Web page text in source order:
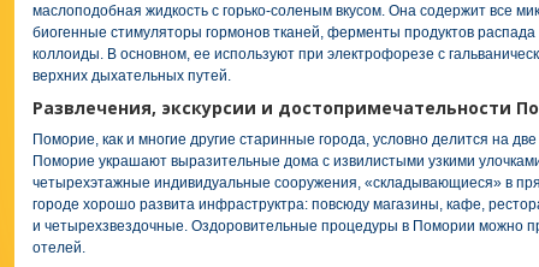
маслоподобная жидкость с горько-соленым вкусом. Она содержит все
биогенные стимуляторы гормонов тканей, ферменты продуктов
коллоиды. В основном, ее используют при электрофорезе с
верхних дыхательных путей.
Развлечения, экскурсии и достопримечательности
Поморие, как и многие другие старинные города, условно делится на
Поморие украшают выразительные дома с извилистыми узкими
четырехэтажные индивидуальные сооружения, «складывающиеся» в
городе хорошо развита инфраструктра: повсюду магазины, кафе,
и четырехзвездочные. Оздоровительные процедуры в Помории можно
отелей.